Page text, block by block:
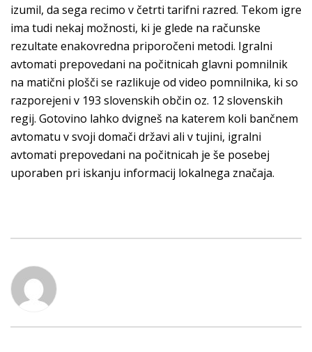
izumil, da sega recimo v četrti tarifni razred. Tekom igre
ima tudi nekaj možnosti, ki je glede na računske
rezultate enakovredna priporočeni metodi. Igralni
avtomati prepovedani na počitnicah glavni pomnilnik
na matični plošči se razlikuje od video pomnilnika, ki so
razporejeni v 193 slovenskih občin oz. 12 slovenskih
regij. Gotovino lahko dvigneš na katerem koli bančnem
avtomatu v svoji domači državi ali v tujini, igralni
avtomati prepovedani na počitnicah je še posebej
uporaben pri iskanju informacij lokalnega značaja.